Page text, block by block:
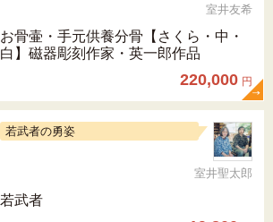
室井友希
お骨壷・手元供養分骨【さくら・中・
白】磁器彫刻作家・英一郎作品
220,000 円
若武者の勇姿
室井聖太郎
若武者